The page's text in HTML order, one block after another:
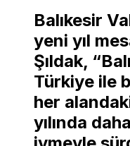
Balıkesir
yeni yıl
Şıldak,
Türkiye ile
her
yılında